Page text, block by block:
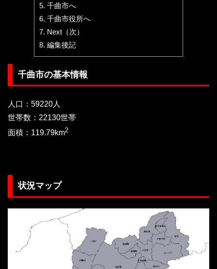
5. 千曲市へ
6. 千曲市役所へ
7. Next（次）
8. 編集後記
千曲市の基本情報
人口：59220人
世帯数：22130世帯
面積：119.79km2
状況マップ